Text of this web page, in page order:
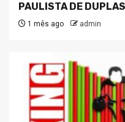
PAULISTA DE
1 mês ago admin